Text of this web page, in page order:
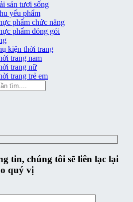
sản tươi sống
yếu phẩm
phẩm chức năng
phẩm đóng gói
kiện thời trang
trang nam
trang nữ
trang trẻ em
tin, chúng tôi sẽ liên lạc lại
quý vị